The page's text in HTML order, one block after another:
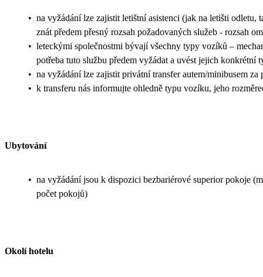
• na vyžádání lze zajistit letištní asistenci (jak na letišti odletu,
znát předem přesný rozsah požadovaných služeb - rozsah
• leteckými společnostmi bývají všechny typy vozíků –
potřeba tuto službu předem vyžádat a uvést jejich konkrétní
• na vyžádání lze zajistit privátní transfer autem/minibusem
• k transferu nás informujte ohledně typu vozíku, jeho
Ubytování
• na vyžádání jsou k dispozici bezbariérové superior pokoje
počet pokojů)
Okolí hotelu